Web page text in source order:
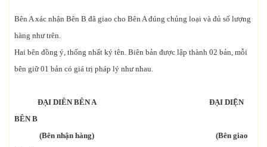
Bên A xác nhận Bên B đã giao cho Bên A đúng chủng loại và đủ số lượng
hàng như trên.
Hai bên đồng ý, thống nhất ký tên. Biên bản được lập thành 02 bản, mỗi
bên giữ 01 bản có giá trị pháp lý như nhau.
ĐẠI DIÊN BÊN A ĐẠI DIỆN
BÊN B
(Bên nhận hàng) (Bên giao